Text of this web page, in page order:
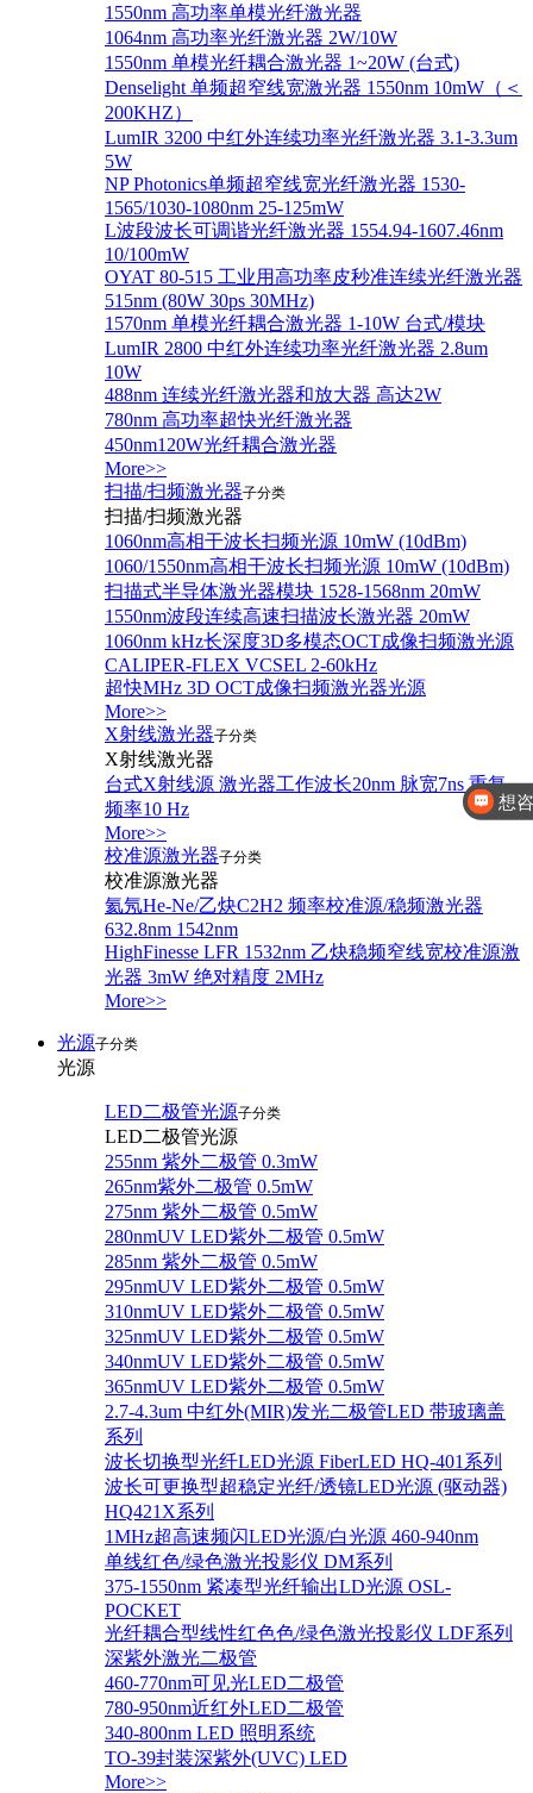
1550nm 高功率单模光纤激光器
1064nm 高功率光纤激光器 2W/10W
1550nm 单模光纤耦合激光器 1~20W (台式)
Denselight 单频超窄线宽激光器 1550nm 10mW（＜
200KHZ）
LumIR 3200 中红外连续功率光纤激光器 3.1-3.3um
5W
NP Photonics单频超窄线宽光纤激光器 1530-
1565/1030-1080nm 25-125mW
L波段波长可调谐光纤激光器 1554.94-1607.46nm
10/100mW
OYAT 80-515 工业用高功率皮秒准连续光纤激光器
515nm (80W 30ps 30MHz)
1570nm 单模光纤耦合激光器 1-10W 台式/模块
LumIR 2800 中红外连续功率光纤激光器 2.8um
10W
488nm 连续光纤激光器和放大器 高达2W
780nm 高功率超快光纤激光器
450nm120W光纤耦合激光器
More>>
扫描/扫频激光器子分类
扫描/扫频激光器
1060nm高相干波长扫频光源 10mW (10dBm)
1060/1550nm高相干波长扫频光源 10mW (10dBm)
扫描式半导体激光器模块 1528-1568nm 20mW
1550nm波段连续高速扫描波长激光器 20mW
1060nm kHz长深度3D多模态OCT成像扫频激光源
CALIPER-FLEX VCSEL 2-60kHz
超快MHz 3D OCT成像扫频激光器光源
More>>
X射线激光器子分类
X射线激光器
台式X射线源 激光器工作波长20nm 脉宽7ns 重复
频率10 Hz
More>>
校准源激光器子分类
校准源激光器
氦氖He-Ne/乙炔C2H2 频率校准源/稳频激光器
632.8nm 1542nm
HighFinesse LFR 1532nm 乙炔稳频窄线宽校准源激
光器 3mW 绝对精度 2MHz
More>>
光源子分类
光源
LED二极管光源子分类
LED二极管光源
255nm 紫外二极管 0.3mW
265nm紫外二极管 0.5mW
275nm 紫外二极管 0.5mW
280nmUV LED紫外二极管 0.5mW
285nm 紫外二极管 0.5mW
295nmUV LED紫外二极管 0.5mW
310nmUV LED紫外二极管 0.5mW
325nmUV LED紫外二极管 0.5mW
340nmUV LED紫外二极管 0.5mW
365nmUV LED紫外二极管 0.5mW
2.7-4.3um 中红外(MIR)发光二极管LED 带玻璃盖
系列
波长切换型光纤LED光源 FiberLED HQ-401系列
波长可更换型超稳定光纤/透镜LED光源 (驱动器)
HQ421X系列
1MHz超高速频闪LED光源/白光源 460-940nm
单线红色/绿色激光投影仪 DM系列
375-1550nm 紧凑型光纤输出LD光源 OSL-
POCKET
光纤耦合型线性红色色/绿色激光投影仪 LDF系列
深紫外激光二极管
460-770nm可见光LED二极管
780-950nm近红外LED二极管
340-800nm LED 照明系统
TO-39封装深紫外(UVC) LED
More>>
你好，有